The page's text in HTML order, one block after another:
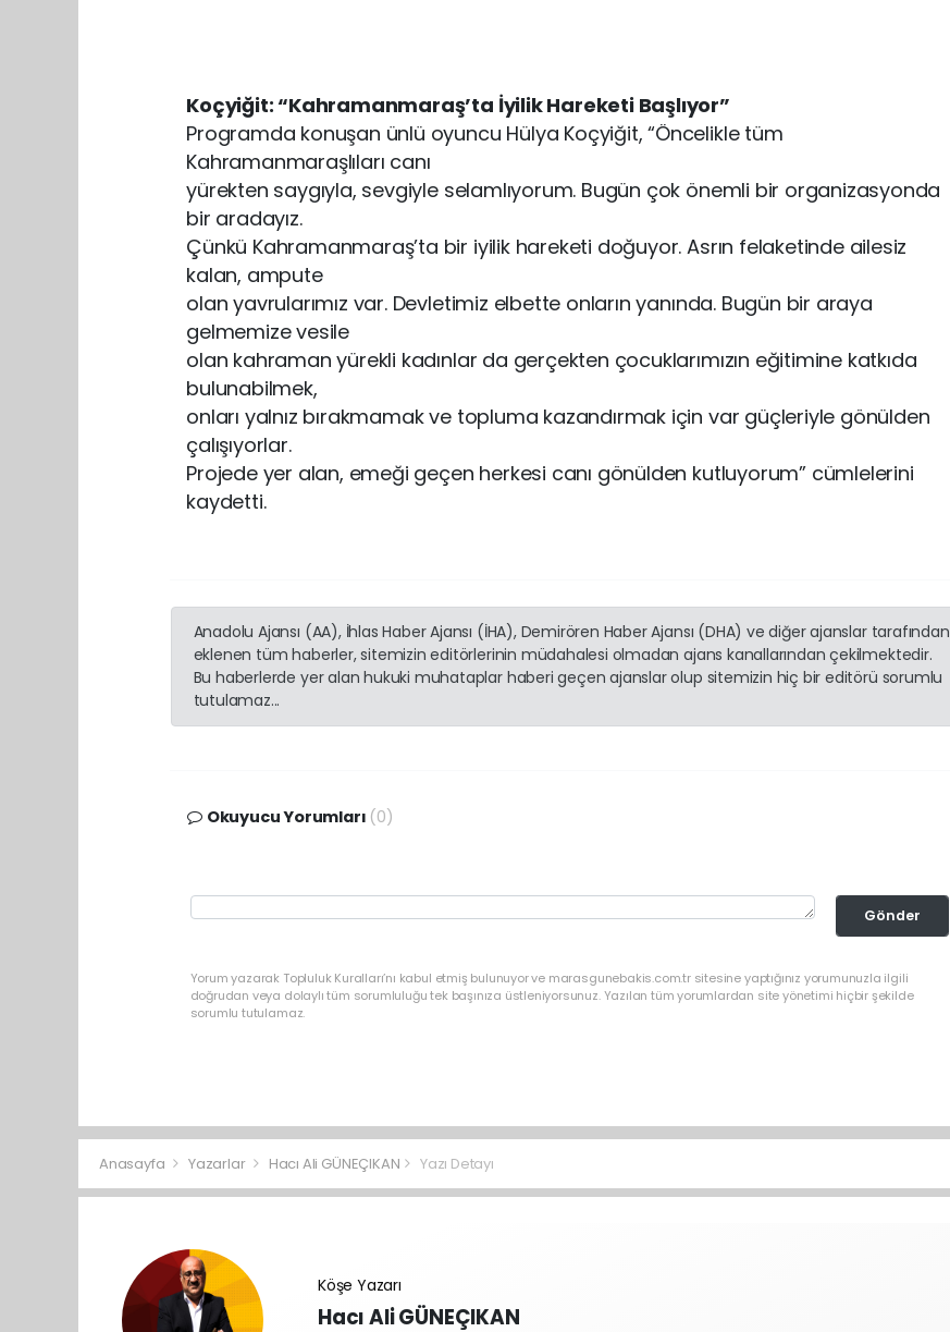
Koçyiğit: “Kahramanmaraş’ta İyilik Hareketi Başlıyor”
Programda konuşan ünlü oyuncu Hülya Koçyiğit, “Öncelikle tüm
Kahramanmaraşlıları canı
yürekten saygıyla, sevgiyle selamlıyorum. Bugün çok önemli bir organizasyonda
bir aradayız.
Çünkü Kahramanmaraş’ta bir iyilik hareketi doğuyor. Asrın felaketinde ailesiz
kalan, ampute
olan yavrularımız var. Devletimiz elbette onların yanında. Bugün bir araya
gelmemize vesile
olan kahraman yürekli kadınlar da gerçekten çocuklarımızın eğitimine katkıda
bulunabilmek,
onları yalnız bırakmamak ve topluma kazandırmak için var güçleriyle gönülden
çalışıyorlar.
Projede yer alan, emeği geçen herkesi canı gönülden kutluyorum” cümlelerini
kaydetti.
Anadolu Ajansı (AA), İhlas Haber Ajansı (İHA), Demirören Haber Ajansı (DHA) ve diğer ajanslar tarafından
eklenen tüm haberler, sitemizin editörlerinin müdahalesi olmadan ajans kanallarından çekilmektedir.
Bu haberlerde yer alan hukuki muhataplar haberi geçen ajanslar olup sitemizin hiç bir editörü sorumlu
tutulamaz...
Okuyucu Yorumları (0)
Gönder
Yorum yazarak Topluluk Kuralları’nı kabul etmiş bulunuyor ve marasgunebakis.com.tr sitesine yaptığınız yorumunuzla ilgili
doğrudan veya dolaylı tüm sorumluluğu tek başınıza üstleniyorsunuz. Yazılan tüm yorumlardan site yönetimi hiçbir şekilde
sorumlu tutulamaz.
Anasayfa Yazarlar Hacı Ali GÜNEÇIKAN Yazı Detayı
Köşe Yazarı
Hacı Ali GÜNEÇIKAN